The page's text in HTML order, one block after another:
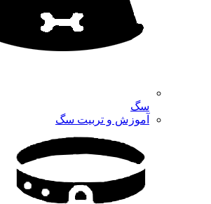
سگ
آموزش و تربیت سگ